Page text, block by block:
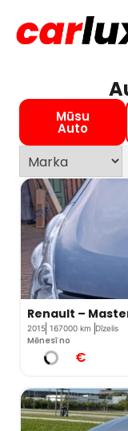
Mūsu
Auto
Renault –
2015 167000 km Dīzelis
Mēnesī no
€